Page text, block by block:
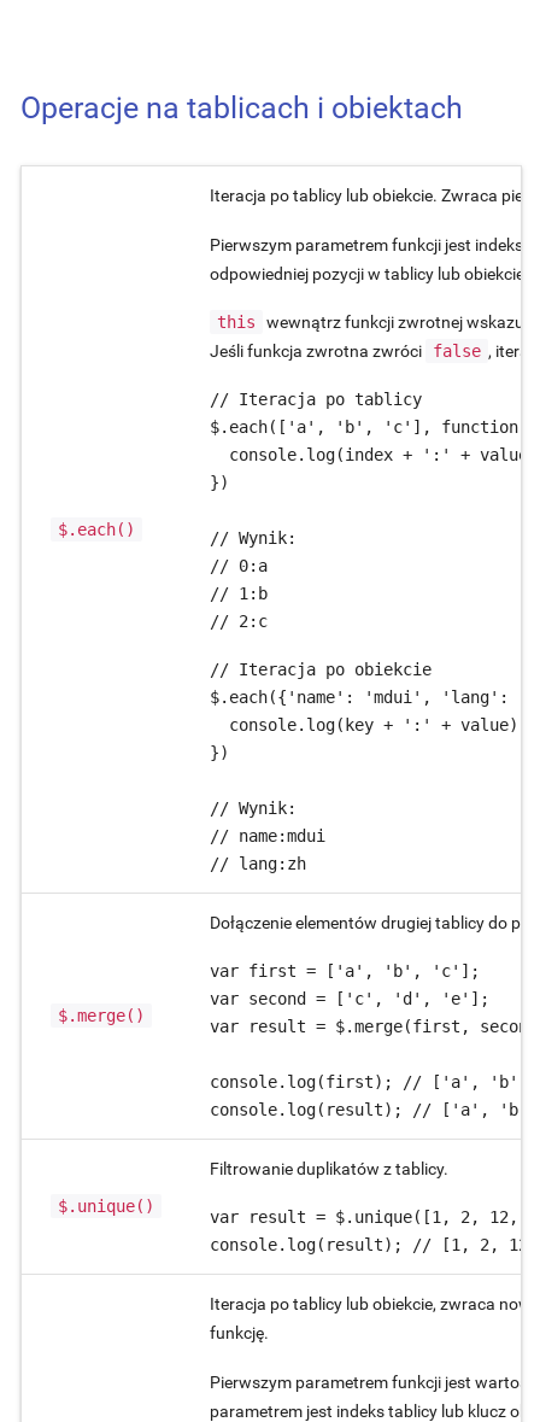
Operacje na tablicach i obiektach
$.each()
Iteracja po tablicy lub obiekcie. Zwraca
Pierwszym parametrem funkcji jest indeks
odpowiedniej pozycji w tablicy lub obiekcie.
this
wewnątrz funkcji zwrotnej
Jeśli funkcja zwrotna zwróci
false ,
// Iteracja po tablicy
$.each(['a', 'b', 'c'], function
console.log(index + ':' +
})
// Wynik:
// 0:a
// 1:b
// 2:c
// Iteracja po obiekcie
$.each({'name': 'mdui', 'lang':
  console.log(key + ':' + value);
})
// Wynik:
// name:mdui
// lang:zh
$.merge()
Dołączenie elementów drugiej tablicy do
var first = ['a', 'b', 'c'];
var second = ['c', 'd', 'e'];
var result = $.merge(first,
console.log(first); // ['a',
console.log(result); // ['a',
$.unique()
Filtrowanie duplikatów z tablicy.
var result = $.unique([1, 2,
console.log(result); // [1, 2,
Iteracja po tablicy lub obiekcie, zwraca
funkcję.
Pierwszym parametrem funkcji jest
parametrem jest indeks tablicy lub klucz